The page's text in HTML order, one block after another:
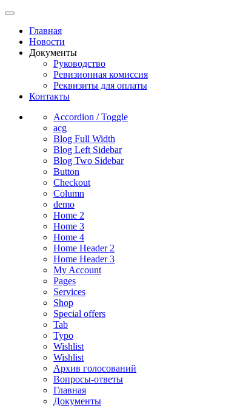
Главная
Новости
Документы
Руководство
Ревизионная комиссия
Реквизиты для оплаты
Контакты
Accordion / Toggle
acg
Blog Full Width
Blog Left Sidebar
Blog Two Sidebar
Button
Checkout
Column
demo
Home 2
Home 3
Home 4
Home Header 2
Home Header 3
My Account
Pages
Services
Shop
Special offers
Tab
Typo
Wishlist
Wishlist
Архив голосований
Вопросы-ответы
Главная
Документы